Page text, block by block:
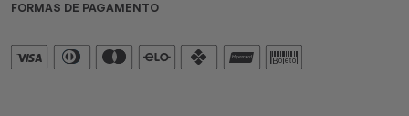
FORMAS DE PAGAMENTO